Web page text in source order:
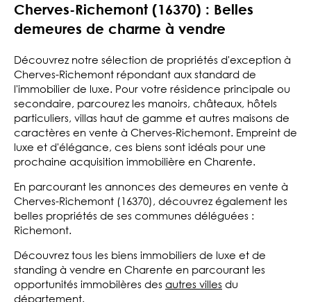
Cherves-Richemont (16370) : Belles
demeures de charme à vendre
Découvrez notre sélection de propriétés d'exception à
Cherves-Richemont répondant aux standard de
l'immobilier de luxe. Pour votre résidence principale ou
secondaire, parcourez les manoirs, châteaux, hôtels
particuliers, villas haut de gamme et autres maisons de
caractères en vente à Cherves-Richemont. Empreint de
luxe et d'élégance, ces biens sont idéals pour une
prochaine acquisition immobilière en Charente.
En parcourant les annonces des demeures en vente à
Cherves-Richemont (16370), découvrez également les
belles propriétés de ses communes déléguées :
Richemont.
Découvrez tous les biens immobiliers de luxe et de
standing à vendre en Charente en parcourant les
opportunités immobilères des autres villes du
département.